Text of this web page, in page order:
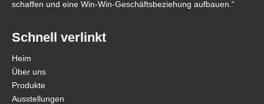
schaffen und eine Win-Win-Geschäftsbeziehung aufbauen.“
Schnell verlinkt
Heim
Über uns
Produkte
Ausstellungen